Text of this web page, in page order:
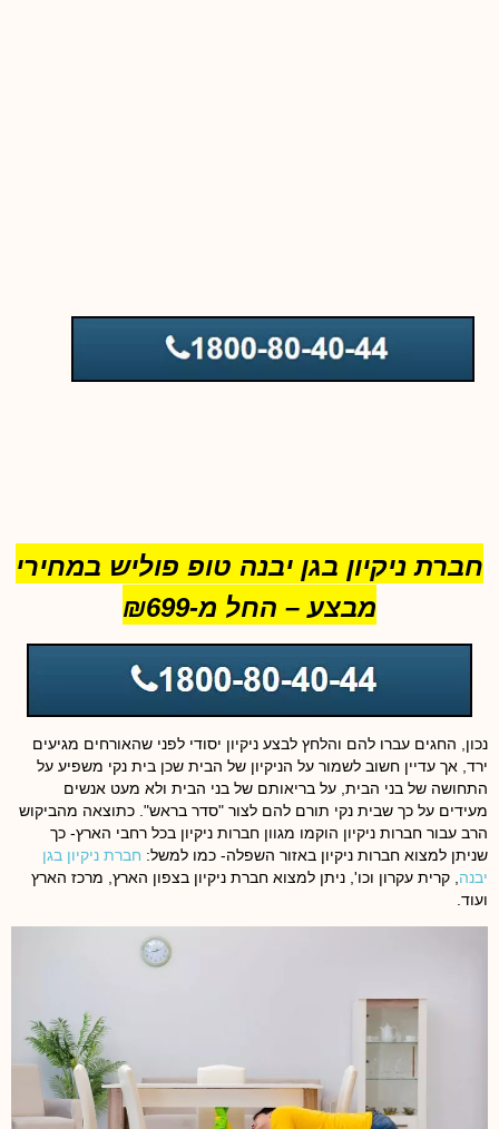
חברת ניקיון בגן יבנה טופ פוליש במחירי
מבצע – החל מ-₪699
נכון, החגים עברו להם והלחץ לבצע ניקיון יסודי לפני שהאורחים מגיעים
ירד, אך עדיין חשוב לשמור על הניקיון של הבית שכן בית נקי משפיע על
התחושה של בני הבית, על בריאותם של בני הבית ולא מעט אנשים
מעידים על כך שבית נקי תורם להם לצור "סדר בראש". כתוצאה מהביקוש
הרב עבור חברות ניקיון הוקמו מגוון חברות ניקיון בכל רחבי הארץ- כך
שניתן למצוא חברות ניקיון באזור השפלה- כמו למשל: חברת ניקיון בגן
יבנה , קרית עקרון וכו', ניתן למצוא חברת ניקיון בצפון הארץ, מרכז הארץ
ועוד.